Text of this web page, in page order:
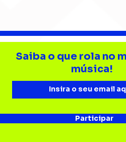
Gui Isnard conduz o
entre memória e
reinvenção em
Saiba o que rola no
música!
Participar